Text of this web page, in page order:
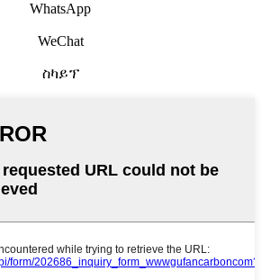
WhatsApp
WeChat
ስካይፕ